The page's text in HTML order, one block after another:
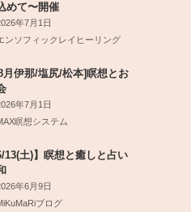
めて〜開催
年7月1日
ンソフィックレイヒーリング
月伊那/塩尻/松本]瞑想とお
年7月1日
瞑想システム
13(土)】瞑想と癒しと占い
年6月9日
ブログ